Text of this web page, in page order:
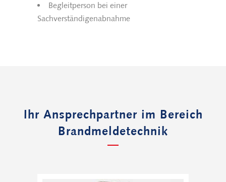
Begleitperson bei einer
Sachverständigenabnahme
Ihr Ansprechpartner im Bereich
Brandmeldetechnik